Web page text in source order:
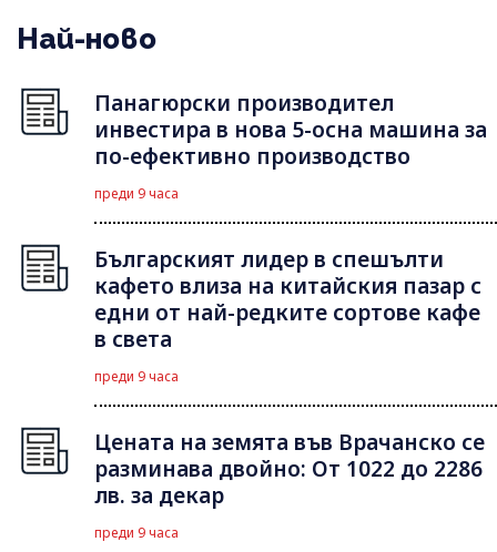
Най-ново
Панагюрски производител
инвестира в нова 5-осна машина за
по-ефективно производство
преди 9 часа
Българският лидер в спешълти
кафето влиза на китайския пазар с
едни от най-редките сортове кафе
в света
преди 9 часа
Цената на земята във Врачанско се
разминава двойно: От 1022 до 2286
лв. за декар
преди 9 часа